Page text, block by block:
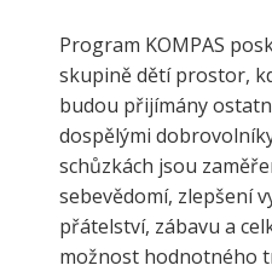
Program KOMPAS
skupině dětí prostor,
budou přijímány
dospělými
schůzkách jsou
sebevědomí, zlepšení
přátelství, zábavu a
možnost hodnotného